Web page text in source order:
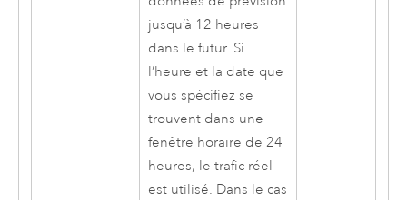
jusqu’à 12 heures
dans le futur. Si
l’heure et la date que
vous spécifiez se
trouvent dans une
fenêtre horaire de 24
heures, le trafic réel
est utilisé. Dans le cas